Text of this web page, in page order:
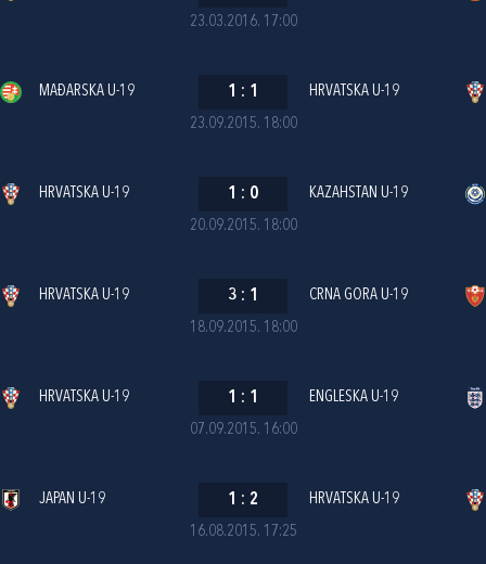
23.03.2016. 17:00
23.09.2015. 18:00
MAĐARSKA U-19 1 : 1 HRVATSKA U-19
20.09.2015. 18:00
HRVATSKA U-19 1 : 0 KAZAHSTAN U-19
18.09.2015. 18:00
HRVATSKA U-19 3 : 1 CRNA GORA U-19
07.09.2015. 16:00
HRVATSKA U-19 1 : 1 ENGLESKA U-19
16.08.2015. 17:25
JAPAN U-19 1 : 2 HRVATSKA U-19